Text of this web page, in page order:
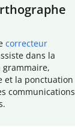
correcteur
dans la
grammaire,
et la ponctuation
communications